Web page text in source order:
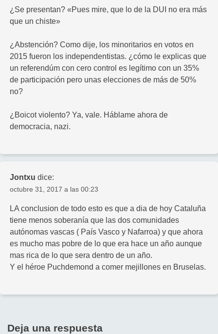
¿Se presentan? «Pues mire, que lo de la DUI no era más
que un chiste»
¿Abstención? Como dije, los minoritarios en votos en
2015 fueron los independentistas. ¿cómo le explicas que
un referendúm con cero control es legítimo con un 35%
de participación pero unas elecciones de más de 50%
no?
¿Boicot violento? Ya, vale. Háblame ahora de
democracia, nazi.
Jontxu dice:
octubre 31, 2017 a las 00:23
LA conclusion de todo esto es que a dia de hoy Cataluña
tiene menos soberanía que las dos comunidades
autónomas vascas ( País Vasco y Nafarroa) y que ahora
es mucho mas pobre de lo que era hace un año aunque
mas rica de lo que sera dentro de un año.
Y el héroe Puchdemond a comer mejillones en Bruselas.
Deja una respuesta